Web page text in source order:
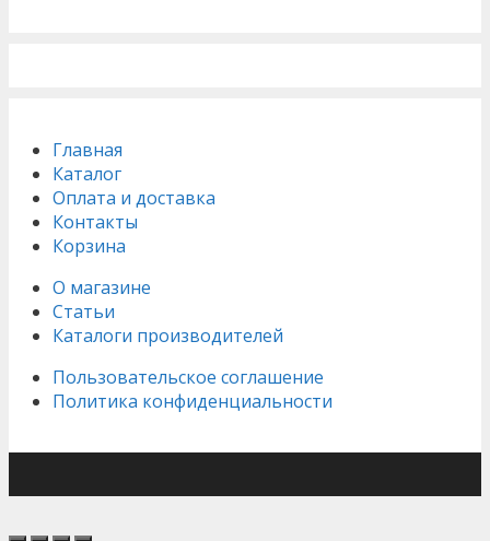
Главная
Каталог
Оплата и доставка
Контакты
Корзина
О магазине
Статьи
Каталоги производителей
Пользовательское соглашение
Политика конфиденциальности